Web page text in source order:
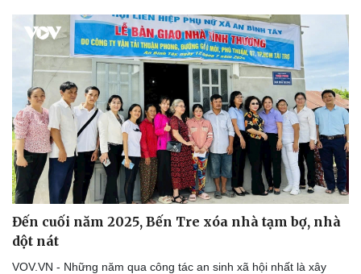
Đến cuối năm 2025, Bến Tre xóa nhà tạm bợ, nhà
dột nát
VOV.VN - Những năm qua công tác an sinh xã hội nhất là xây